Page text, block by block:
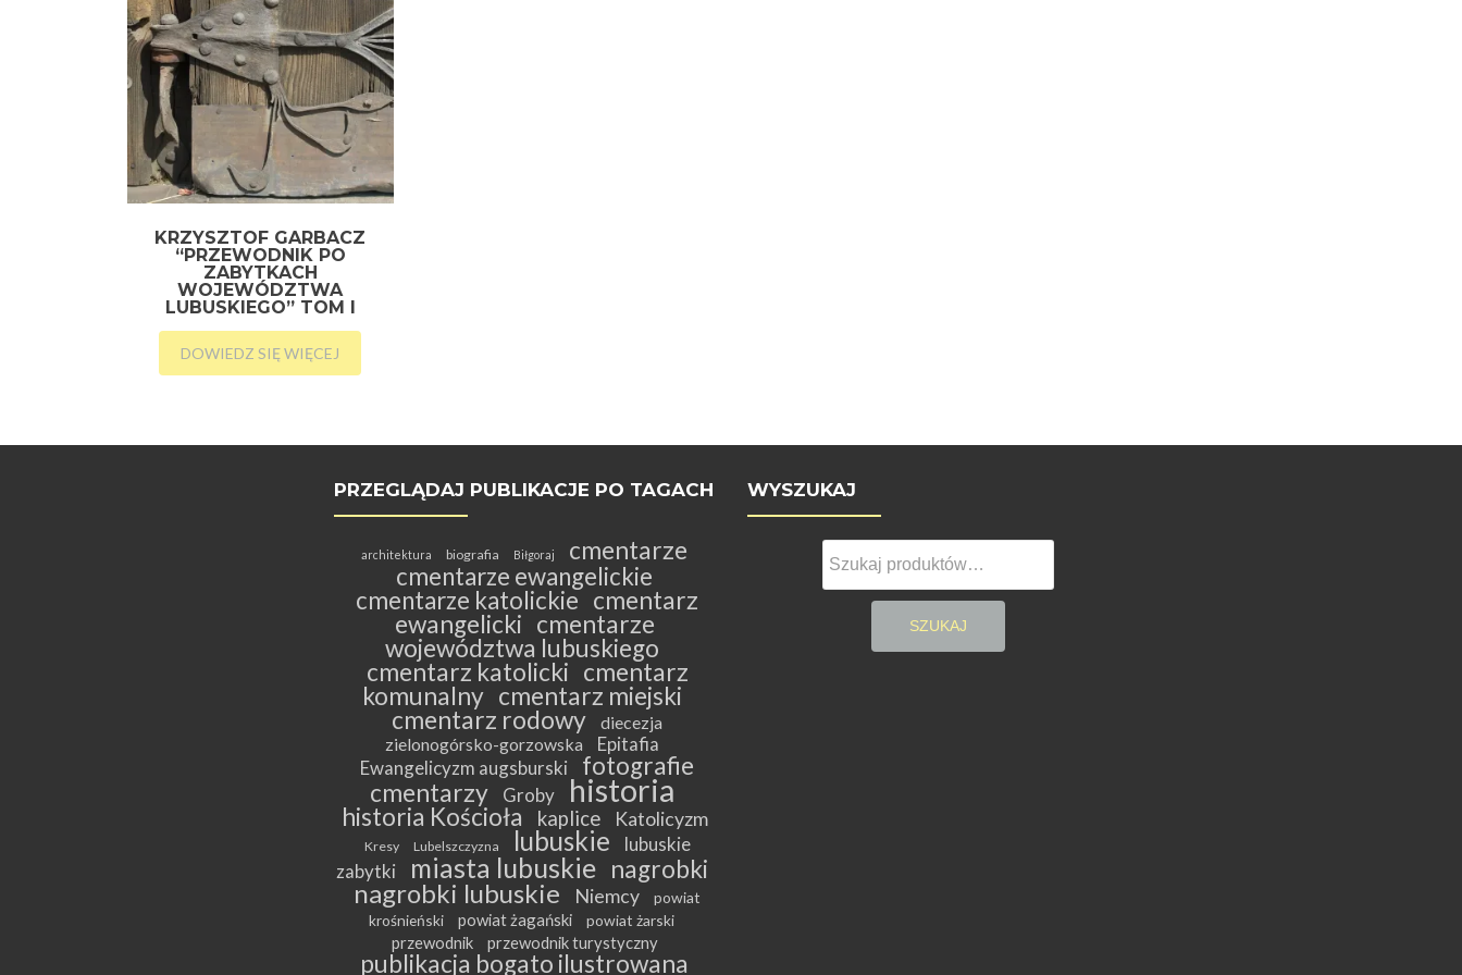
KRZYSZTOF GARBACZ
“PRZEWODNIK PO
ZABYTKACH
WOJEWÓDZTWA
LUBUSKIEGO” TOM I
DOWIEDZ SIĘ WIĘCEJ
PRZEGLĄDAJ PUBLIKACJE PO TAGACH
architektura biografia Biłgoraj
cmentarze
cmentarze ewangelickie
cmentarze katolickie cmentarz
ewangelicki cmentarze
województwa lubuskiego
cmentarz katolicki cmentarz
komunalny cmentarz miejski
cmentarz rodowy
diecezja
zielonogórsko-gorzowska
Epitafia
Ewangelicyzm augsburski
fotografie
cmentarzy
Groby historia
historia Kościoła kaplice Katolicyzm
Kresy Lubelszczyzna lubuskie
lubuskie
zabytki
miasta lubuskie nagrobki
nagrobki lubuskie Niemcy
powiat
krośnieński
powiat żagański powiat żarski
przewodnik przewodnik turystyczny
publikacja bogato ilustrowana
WYSZUKAJ
Szukaj:
SZUKAJ